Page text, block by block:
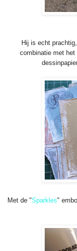
Hij is echt
combinatie met
Met de "Sparkles"